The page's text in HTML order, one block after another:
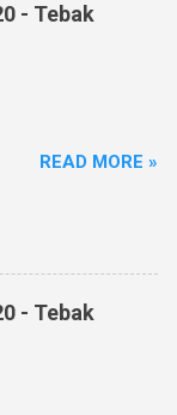
- Tebak
READ MORE »
- Tebak